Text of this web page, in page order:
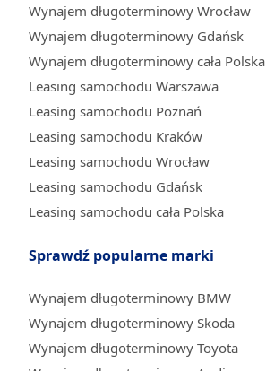
Wynajem długoterminowy Wrocław
Wynajem długoterminowy Gdańsk
Wynajem długoterminowy cała Polska
Leasing samochodu Warszawa
Leasing samochodu Poznań
Leasing samochodu Kraków
Leasing samochodu Wrocław
Leasing samochodu Gdańsk
Leasing samochodu cała Polska
Sprawdź popularne marki
Wynajem długoterminowy BMW
Wynajem długoterminowy Skoda
Wynajem długoterminowy Toyota